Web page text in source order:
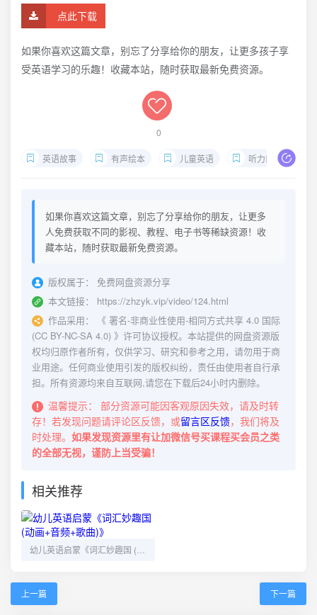
点此下载
如果你喜欢这篇文章，别忘了分享给你的朋友，让更多孩子享
受英语学习的乐趣！收藏本站，随时获取最新免费资源。
0
英语故事 有声绘本 儿童英语 听力口语
如果你喜欢这篇文章，别忘了分享给你的朋友，让更多
人免费获取不同的影视、教程、电子书等稀缺资源！收
藏本站，随时获取最新免费资源。
版权属于：
免费网盘资源分享
本文链接：
https://zhzyk.vip/video/124.html
作品采用：
《 署名-非商业性使用-相同方式共享 4.0 国际
(CC BY-NC-SA 4.0) 》许可协议授权。本站提供的网盘资源版
权均归原作者所有，仅供学习、研究和参考之用，请勿用于商
业用途。任何商业使用引发的版权纠纷，责任由使用者自行承
担。所有资源均来自互联网,请您在下载后24小时内删除。
温馨提示：
部分资源可能因客观原因失效，请及时转
存！若发现问题请评论区反馈，或留言区反馈，我们将及
时处理。 如果发现资源里有让加微信号买课程买会员之类
的全部无视，谨防上当受骗！
相关推荐
上一篇 下一篇